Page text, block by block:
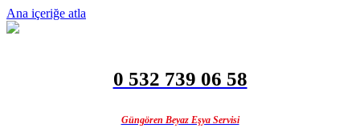
Ana içeriğe atla
0 532 739 06 58
Güngören Beyaz Eşya Servisi